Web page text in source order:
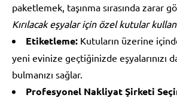
paketlemek, taşınma sırasında zarar
Kırılacak eşyalar için özel kutular
Etiketleme: Kutuların üzerine
yeni evinize geçtiğinizde eşyalarınızı
bulmanızı sağlar.
Profesyonel Nakliyat Şirketi